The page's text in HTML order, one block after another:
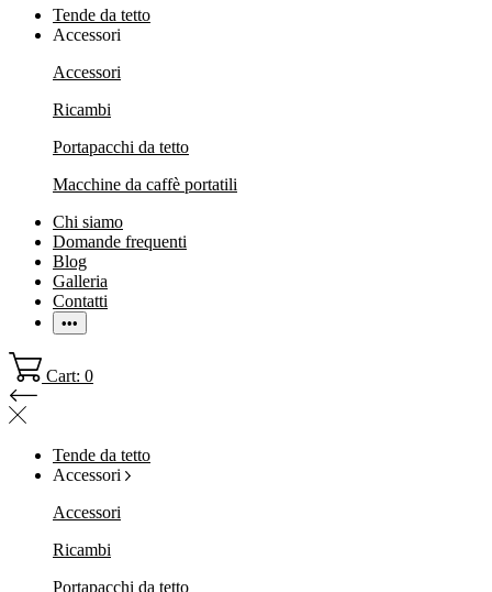
Tende da tetto
Accessori
Accessori
Ricambi
Portapacchi da tetto
Macchine da caffè portatili
Chi siamo
Domande frequenti
Blog
Galleria
Contatti
•••
Cart: 0
Tende da tetto
Accessori
Accessori
Ricambi
Portapacchi da tetto